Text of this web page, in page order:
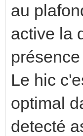
au
active la
Le hic
optimal
detecté